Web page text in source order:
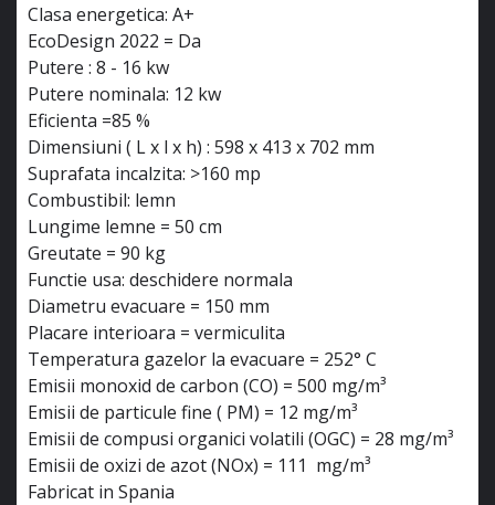
Clasa energetica: A+
EcoDesign 2022 = Da
Putere : 8 - 16 kw
Putere nominala: 12 kw
Eficienta =85 %
Dimensiuni ( L x l x h) : 598 x 413 x 702 mm
Suprafata incalzita: >160 mp
Combustibil: lemn
Lungime lemne = 50 cm
Greutate = 90 kg
Functie usa: deschidere normala
Diametru evacuare = 150 mm
Placare interioara = vermiculita
Temperatura gazelor la evacuare = 252° C
Emisii monoxid de carbon (CO) = 500 mg/m³
Emisii de particule fine ( PM) = 12 mg/m³
Emisii de compusi organici volatili (OGC) = 28 mg/m³
Emisii de oxizi de azot (NOx) = 111 mg/m³
Fabricat in Spania